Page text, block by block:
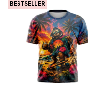
ZOBACZ PRODUKT
BESTSELLER